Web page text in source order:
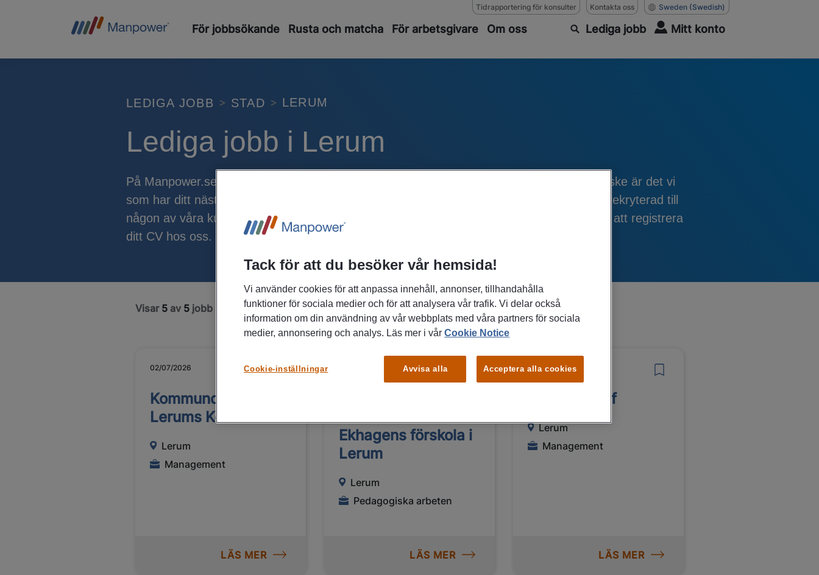
Tidrapportering för konsulter Kontakta oss Sweden (Swedish)
För jobbsökande Rusta och matcha För arbetsgivare Om oss Lediga jobb Mitt konto
LEDIGA JOBB STAD LERUM
Lediga jobb i Lerum
På Manpower.se, en av Sveriges största jobbsajter, kan du söka lediga jobb i Lerum. Kanske är det vi
som har ditt nästa drömjobb? Vare sig du vill bli en av våra fantastiska medarbetare eller rekryterad till
någon av våra kunder, söker heltidsjobb eller extrajobb som student, så är du välkommen att registrera
ditt CV hos oss.
Visar 5 av 5 jobb
FÅ MAIL OM LIKNANDE
JOBB
02/07/2026
Kommundirektör -
Lerums Kommun
Lerum
Management
LÄS MER
Ekhagens förskola i
Lerum
Lerum
Pedagogiska arbeten
LÄS MER
26/06/2026
Ekonomichef
Lerum
Management
LÄS MER
Tack för att du besöker vår hemsida!
Vi använder cookies för att anpassa innehåll, annonser, tillhandahålla
funktioner för sociala medier och för att analysera vår trafik. Vi delar också
information om din användning av vår webbplats med våra partners för sociala
medier, annonsering och analys. Läs mer i vårCookie Notice
Avvisa alla Acceptera alla cookies
Cookie-inställningar